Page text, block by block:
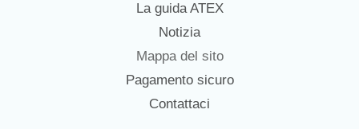
La guida ATEX
Notizia
Mappa del sito
Pagamento sicuro
Contattaci